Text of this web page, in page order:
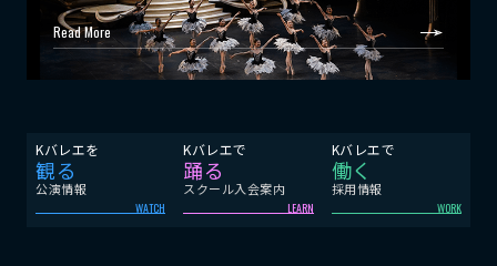
Read More
Kバレエを
観る
公演情報
WATCH
Kバレエで
踊る
スクール入会案内
LEARN
Kバレエで
働く
採用情報
WORK